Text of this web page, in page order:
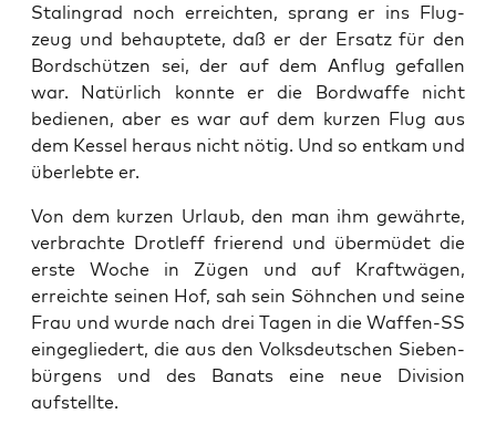
Sta­lin­grad noch erreich­ten, sprang er ins Flug­
zeug und behaup­te­te, daß er der Ersatz für den
Bord­schüt­zen sei, der auf dem Anflug gefal­len
war. Natür­lich konn­te er die Bord­waf­fe nicht
bedie­nen, aber es war auf dem kur­zen Flug aus
dem Kes­sel her­aus nicht nötig. Und so ent­kam und
über­leb­te er.
Von dem kur­zen Urlaub, den man ihm gewähr­te,
ver­brach­te Drotl­eff frie­rend und über­mü­det die
ers­te Woche in Zügen und auf Kraft­wä­gen,
erreich­te sei­nen Hof, sah sein Söhn­chen und sei­ne
Frau und wur­de nach drei Tagen in die Waf­fen-SS
ein­ge­glie­dert, die aus den Volks­deut­schen Sie­ben­
bür­gens und des Banats eine neue Divi­si­on
aufstellte.